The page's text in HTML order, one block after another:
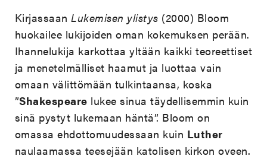
KirjassaanLukemisen ylistys (2000) Bloom
huokailee lukijoiden oman kokemuksen perään.
Ihannelukija karkottaa yltään kaikki teoreettiset
ja menetelmälliset haamut ja luottaa vain
omaan välittömään tulkintaansa, koska
”Shakespeare lukee sinua täydellisemmin kuin
sinä pystyt lukemaan häntä”. Bloom on
omassa ehdottomuudessaan kuin Luther
naulaamassa teesejään katolisen kirkon oveen.